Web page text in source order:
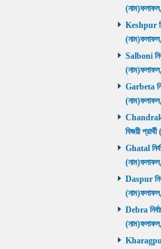
Keshpur
Salboni
Garbeta
বিজয়ী
Ghatal
Daspur
Debra
Kharagpur